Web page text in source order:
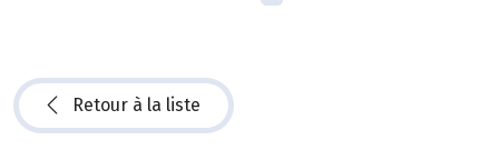
Retour à la liste